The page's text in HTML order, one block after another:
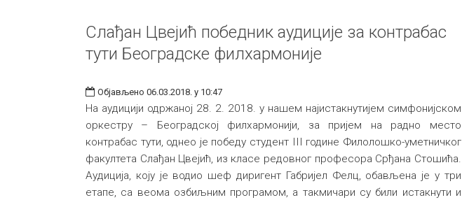
Слађан Цвејић победник аудиције за контрабас
тути Београдске филхармоније
Објављено 06.03.2018. у 10:47
На аудицији одржаној 28. 2. 2018. у нашем најистакнутијем симфонијском
оркестру – Београдској филхармонији, за пријем на радно место
контрабас тути, однео је победу студент III године Филолошко-уметничког
факултета Слађан Цвејић, из класе редовног професора Срђана Стошића.
Аудиција, коју је водио шеф диригент Габријел Фелц, обављена је у три
етапе, са веома озбиљним програмом, а такмичари су били истакнути и